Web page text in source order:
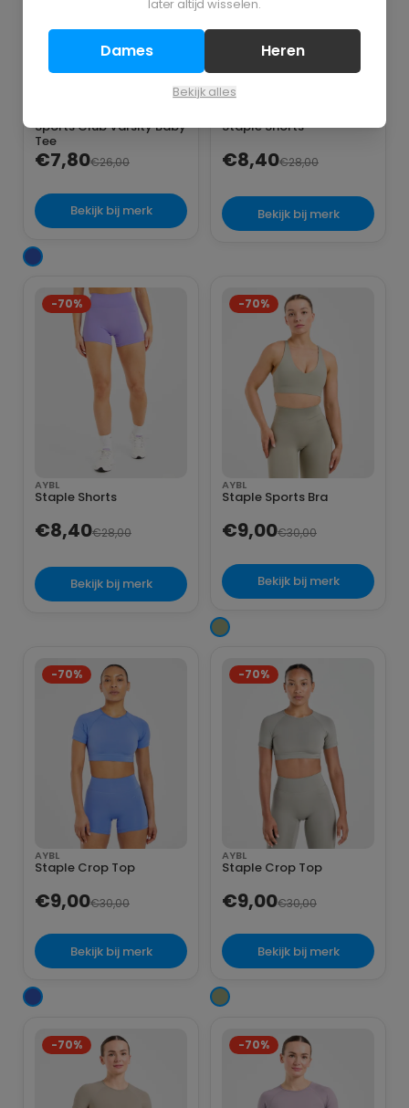
later altijd wisselen.
Dames Heren
Bekijk alles
Sports Club Varsity Baby
Tee
€7,80€26,00
Bekijk bij merk
Staple Shorts
€8,40€28,00
Bekijk bij merk
-70%
AYBL
Staple Shorts
€8,40€28,00
Bekijk bij merk
-70%
AYBL
Staple Sports Bra
€9,00€30,00
Bekijk bij merk
-70%
AYBL
Staple Crop Top
€9,00€30,00
Bekijk bij merk
-70%
AYBL
Staple Crop Top
€9,00€30,00
Bekijk bij merk
-70% -70%